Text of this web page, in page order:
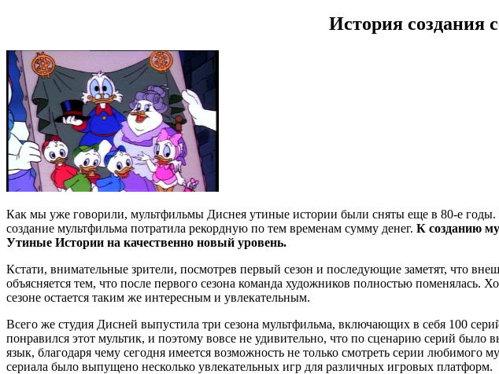
История создания
Как мы уже говорили, мультфильмы Диснея утиные истории были сняты еще в 80-е годы.
создание мультфильма потратила рекордную по тем временам сумму денег. К созданию
Утиные Истории на качественно новый уровень.
Кстати, внимательные зрители, посмотрев первый сезон и последующие заметят, что
объясняется тем, что после первого сезона команда художников полностью
сезоне остается таким же интересным и увлекательным.
Всего же студия Дисней выпустила три сезона мультфильма, включающих в себя 100
понравился этот мультик, и поэтому вовсе не удивительно, что по сценарию серий
язык, благодаря чему сегодня имеется возможность не только смотреть серии
сериала было выпущено несколько увлекательных игр для различных игровых платформ.